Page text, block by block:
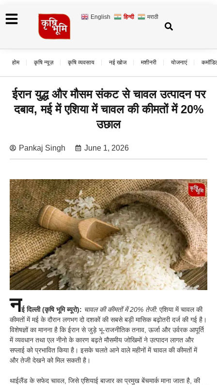
English हिन्दी मराठी
होम कृषि न्यूज़ कृषि व्यवसाय नई खोज मशीनरी योजनाएं
ईरान युद्ध और मौसम संकट से चावल उत्पादन पर
दबाव, मई में एशिया में चावल की कीमतों में 20%
उछाल
Pankaj Singh June 1, 2026
नई दिल्ली (कृषि भूमि ब्यूरो): चावल की कीमतों में 20% तेजी: एशिया में चावल की
कीमतों में मई के दौरान लगभग दो दशकों की सबसे बड़ी मासिक बढ़ोतरी दर्ज की गई है।
विशेषज्ञों का मानना है कि ईरान से जुड़े भू-राजनीतिक तनाव, ऊर्जा और उर्वरक आपूर्ति
में व्यवधान तथा एल नीनो के कारण बढ़ते मौसमीय जोखिमों ने उत्पादन लागत और
सप्लाई को प्रभावित किया है। इसके चलते आने वाले महीनों में चावल की कीमतों में
और तेजी देखने को मिल सकती है।
थाईलैंड के सफेद चावल, जिसे एशियाई बाजार का प्रमुख बेंचमार्क माना जाता है, की